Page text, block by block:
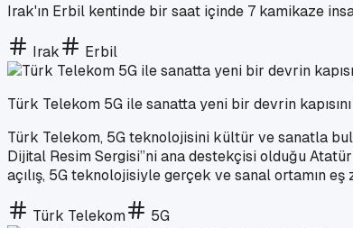
Irak'ın Erbil kentinde bir saat içinde 7 kamikaze
Irak Erbil
Türk Telekom 5G ile sanatta yeni bir devrin
Türk Telekom, 5G teknolojisini kültür ve sanatla
Dijital Resim Sergisi”ni ana destekçisi olduğu
açılış, 5G teknolojisiyle gerçek ve sanal ortamın
Türk Telekom 5G